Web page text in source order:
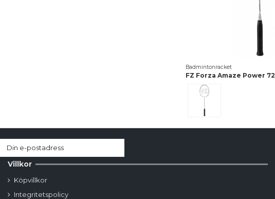
Badmintonracket
FZ Forza Amaze Power 72
White
Villkor
Köpvillkor
Integritetspolicy